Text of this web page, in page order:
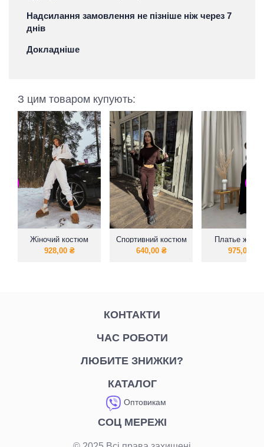
Надсилання замовлення не пізніше ніж через 7
днів
Докладніше
З цим товаром купують:
Жіночий костюм
теплий Тедді
928,00 ₴
Спортивний костюм
логслів з лосінами
640,00 ₴
Платье
теплое
975,00
КОНТАКТИ
ЧАС РОБОТИ
ЛЮБИТЕ ЗНИЖКИ?
КАТАЛОГ
Оптовикам
СОЦ МЕРЕЖІ